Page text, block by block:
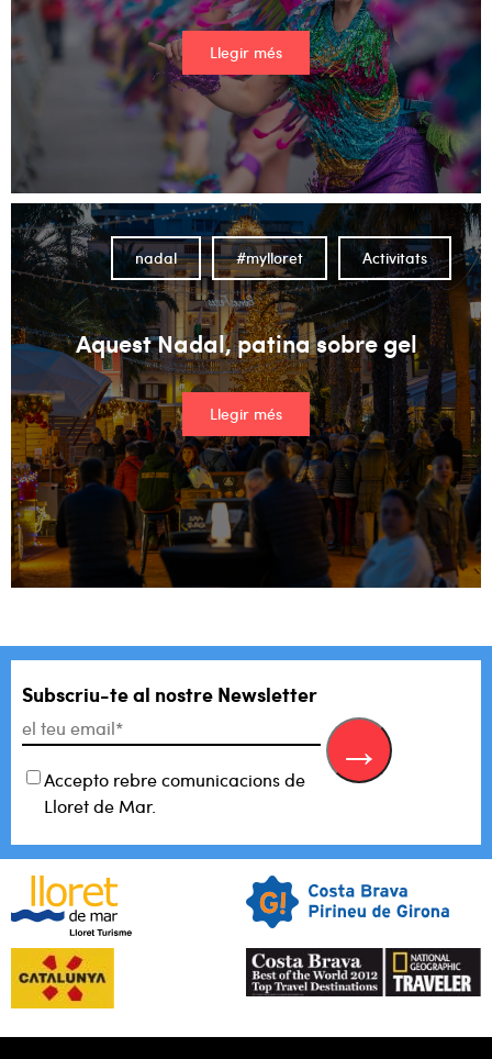
Llegir més
Aquest Nadal, patina sobre gel
Llegir més
Activitats
#mylloret
nadal
Subscriu-te al nostre Newsletter
Accepto rebre comunicacions de
Lloret de Mar.